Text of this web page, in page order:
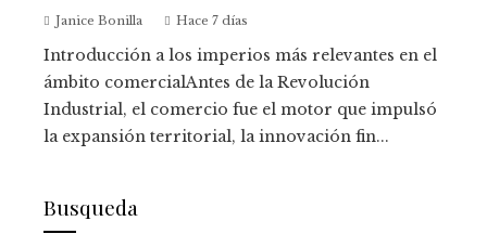
Janice Bonilla Hace 7 días
Introducción a los imperios más relevantes en el
ámbito comercialAntes de la Revolución
Industrial, el comercio fue el motor que impulsó
la expansión territorial, la innovación fin...
Busqueda